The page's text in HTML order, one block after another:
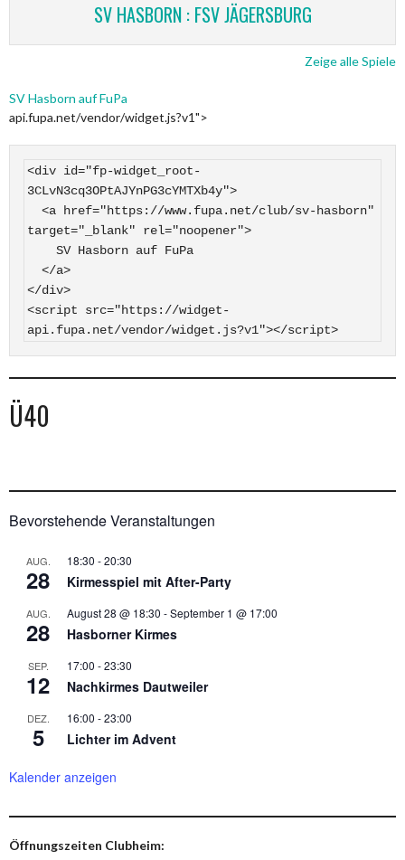
SV HASBORN : FSV JÄGERSBURG
Zeige alle Spiele
SV Hasborn auf FuPa
api.fupa.net/vendor/widget.js?v1">
<div id="fp-widget_root-
3CLvN3cq3OPtAJYnPG3cYMTXb4y">
target="_blank" rel="noopener">
</div>
<script src="https://widget-
api.fupa.net/vendor/widget.js?v1"></script>
Ü40
Bevorstehende Veranstaltungen
AUG.
28
18:30 -20:30
Kirmesspiel mit After-Party
AUG.
28
August 28 @ 18:30 -September 1 @ 17:00
Hasborner Kirmes
SEP.
12
17:00 -23:30
Nachkirmes Dautweiler
DEZ.
5
16:00 -23:00
Lichter im Advent
Kalender anzeigen
Öffnungszeiten Clubheim: